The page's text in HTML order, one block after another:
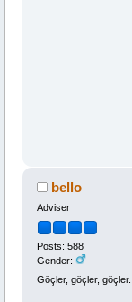
bello
Adviser
Posts: 588
Gender:
Göçler, göçler, göçler...